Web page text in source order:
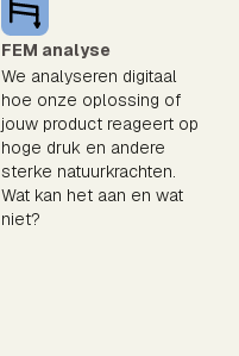
FEM analyse
We analyseren digitaal
hoe onze oplossing of
jouw product reageert op
hoge druk en andere
sterke natuurkrachten.
Wat kan het aan en wat
niet?